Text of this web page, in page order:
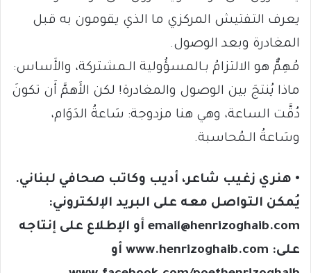
يعرف التفتيش المركزي ما الذي يقومون به قبل
المغادرة وبعد الوصول.
مُهِمٌّ هو الالتزامُ بـالمسؤُولية الـمشتركة، والأَساس:
ماذا يُنتجَ بين الوصول والمغادرة! لكن الأَهمَّ أَن تكونَ
دُقَّت الساعة، وهي هنا مزدوجة: سَاعةُ الدَوَام،
وسَاعةُ الـمُحاسبة.
• هنري زغيب شاعر، أديب وكاتب صحافي لبناني.
يُمكن التواصل معه على البريد الإلكتروني:
email@henrizoghaib.com أو الإطلاع على إنتاجه
على: www.henrizoghaib.com أو